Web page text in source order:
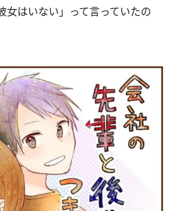
女はいない」って言っていたの